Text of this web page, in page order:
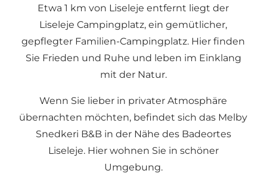
Etwa 1 km von Liseleje entfernt liegt der
Liseleje Campingplatz, ein gemütlicher,
gepflegter Familien-Campingplatz. Hier finden
Sie Frieden und Ruhe und leben im Einklang
mit der Natur.
Wenn Sie lieber in privater Atmosphäre
übernachten möchten, befindet sich das Melby
Snedkeri B&B in der Nähe des Badeortes
Liseleje. Hier wohnen Sie in schöner
Umgebung.